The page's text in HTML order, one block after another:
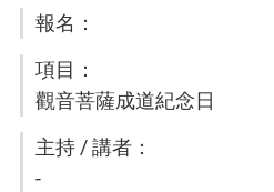
觀音菩薩成道紀念日
-